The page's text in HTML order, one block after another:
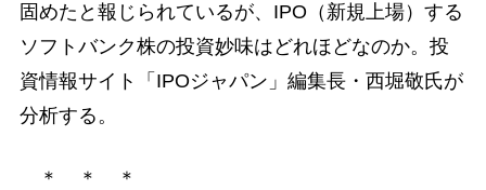
固めたと報じられているが、IPO（新規上場）する
ソフトバンク株の投資妙味はどれほどなのか。投
資情報サイト「IPOジャパン」編集長・西堀敬氏が
分析する。
＊ ＊ ＊